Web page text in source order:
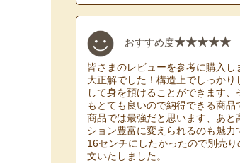
おすすめ度★★★★★
皆さまのレビューを参考に購入し
大正解でした！構造上でしっかり
して身を預けることができます、
もとても良いので納得できる商品
商品では最強だと思います、あと
ション豊富に変えられるのも魅力
16センチにしたかったので別売
文いたしました。